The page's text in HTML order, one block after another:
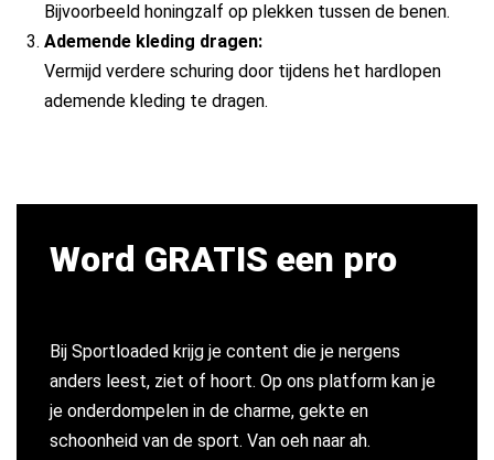
Bijvoorbeeld honingzalf op plekken tussen de benen.
Ademende kleding dragen:
Vermijd verdere schuring door tijdens het hardlopen
ademende kleding te dragen.
Word GRATIS een pro
Bij Sportloaded krijg je content die je nergens
anders leest, ziet of hoort. Op ons platform kan je
je onderdompelen in de charme, gekte en
schoonheid van de sport. Van oeh naar ah.